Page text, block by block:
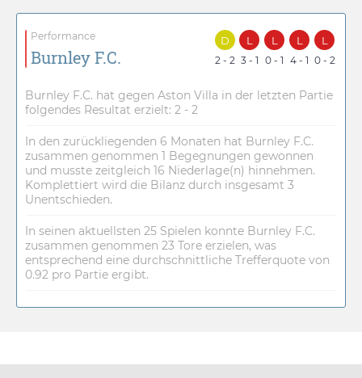
Performance
Burnley F.C.
D
2 - 2
L
3 - 1
L
0 - 1
L
4 - 1
L
0 - 2
Burnley F.C. hat gegen Aston Villa in der letzten Partie
folgendes Resultat erzielt: 2 - 2
In den zurückliegenden 6 Monaten hat Burnley F.C.
zusammen genommen 1 Begegnungen gewonnen
und musste zeitgleich 16 Niederlage(n) hinnehmen.
Komplettiert wird die Bilanz durch insgesamt 3
Unentschieden.
In seinen aktuellsten 25 Spielen konnte Burnley F.C.
zusammen genommen 23 Tore erzielen, was
entsprechend eine durchschnittliche Trefferquote von
0.92 pro Partie ergibt.